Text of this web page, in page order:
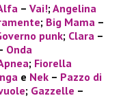
– Vai!; Angelina
; Big Mama –
punk; Clara –
Onda
; Fiorella
e Nek – Pazzo di
; Gazzelle –